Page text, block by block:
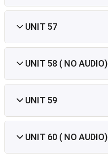
UNIT 57
UNIT 58 ( NO AUDIO)
UNIT 59
UNIT 60 ( NO AUDIO)